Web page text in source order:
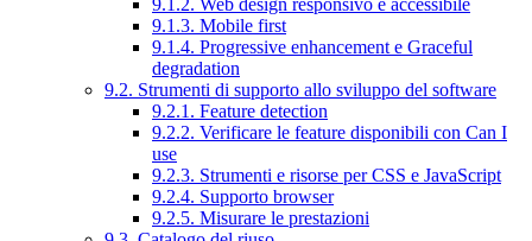
9.1.2. Web design responsivo e accessibile
9.1.3. Mobile first
9.1.4. Progressive enhancement e Graceful
degradation
9.2. Strumenti di supporto allo sviluppo del software
9.2.1. Feature detection
9.2.2. Verificare le feature disponibili con Can I
use
9.2.3. Strumenti e risorse per CSS e JavaScript
9.2.4. Supporto browser
9.2.5. Misurare le prestazioni